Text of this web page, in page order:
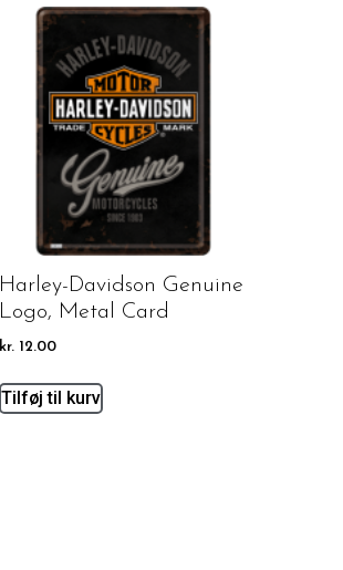
Harley-Davidson Genuine
Logo, Metal Card
kr. 12.00
Tilføj til kurv